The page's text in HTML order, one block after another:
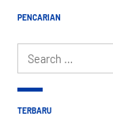
PENCARIAN
Search
for:
TERBARU